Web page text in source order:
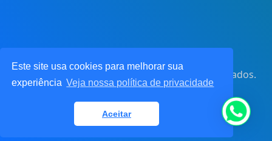
Este site usa cookies para melhorar sua
experiência Veja nossa política de privacidade
Aceitar
Pot&Pracy
. Todos os direitos reservados.
CNPJ: 62.360.268.0001/91